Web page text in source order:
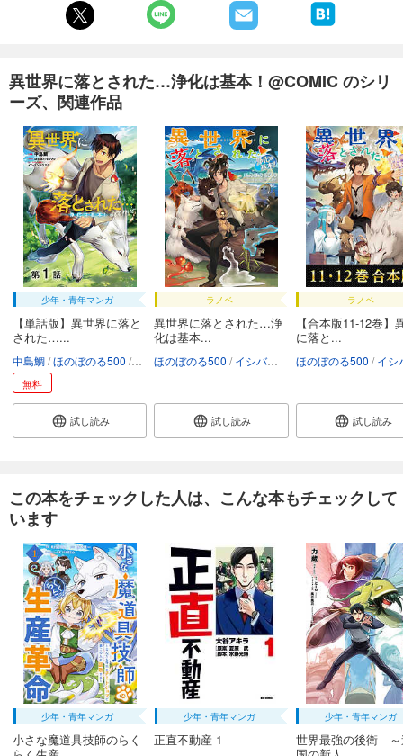
異世界に落とされた…浄化は基本！@COMIC のシリ
ーズ、関連作品
少年・青年マンガ
【単話版】異世界に落と
された…...
中島鯛 ほのぼのる500 イシバシヨウスケ
無料
試し読み
ラノベ
異世界に落とされた…浄
化は基本...
ほのぼのる500 イシバシヨウスケ
試し読み
ラノベ
【合本版11-12巻】
に落と...
ほのぼのる500 イシバシヨ
試し読み
この本をチェックした人は、こんな本もチェックして
います
少年・青年マンガ
小さな魔道具技師のらく
少年・青年マンガ
正直不動産 1
少年・青年マンガ
世界最強の後衛 ～